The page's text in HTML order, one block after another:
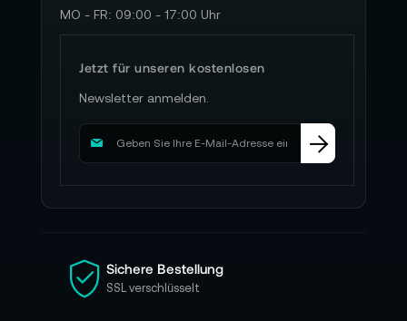
MO - FR: 09:00 - 17:00 Uhr
Jetzt für unseren kostenlosen
Newsletter anmelden.
M
d
i
e
s
Sichere Bestellung
SSL verschlüsselt